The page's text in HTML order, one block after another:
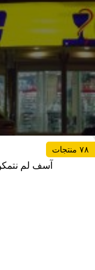
٧٨ منتجات
آسف لم